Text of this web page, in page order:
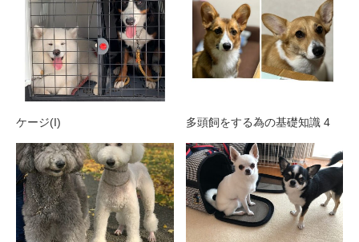
ケージ(I) 多頭飼をする為の基礎知識 4